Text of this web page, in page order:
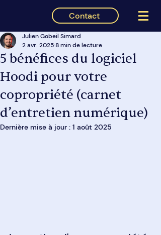
Contact
5 bénéfices du logiciel
Hoodi pour votre
copropriété (carnet
d’entretien numérique)
Julien Gobeil Simard
2 avr. 20258 min de lecture
Dernière mise à jour : 1 août 2025